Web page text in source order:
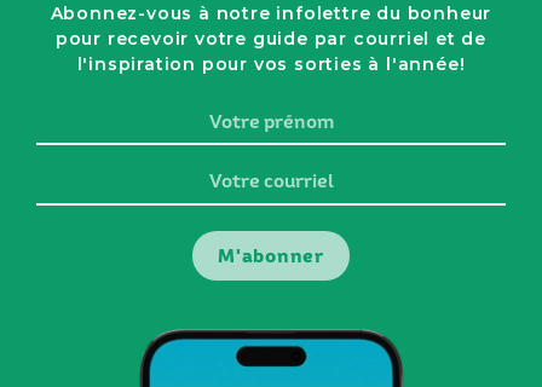
Abonnez-vous à notre infolettre du bonheur
pour recevoir votre guide par courriel et de
l'inspiration pour vos sorties à l'année!
prénom
courriel